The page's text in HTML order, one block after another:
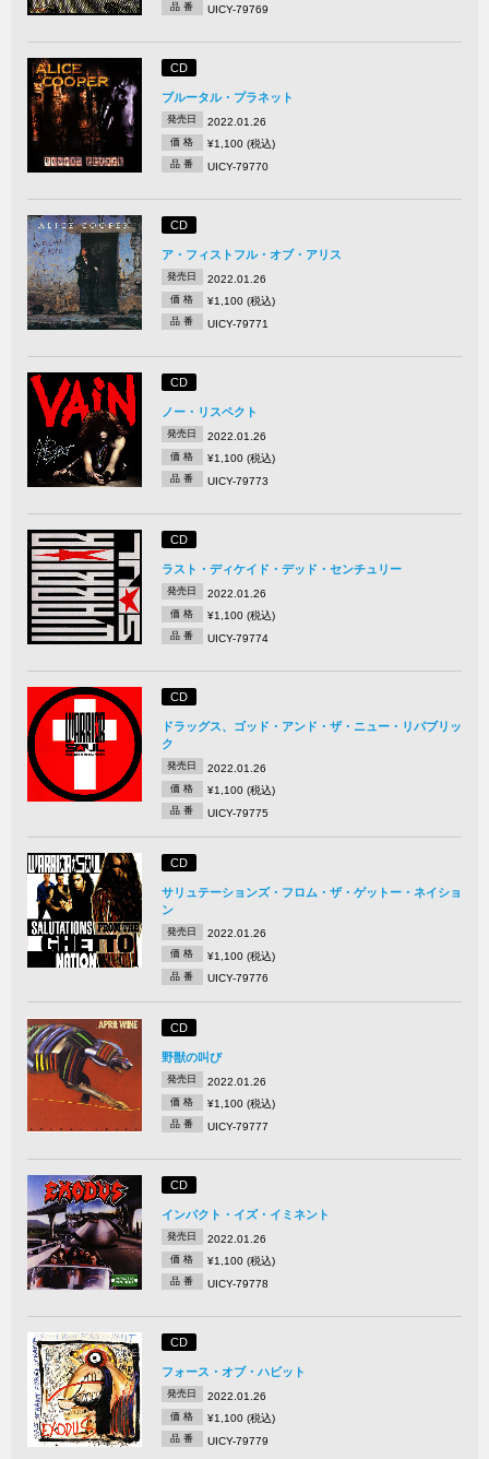
品 番 UICY-79769
CD
ブルータル・プラネット
発売日 2022.01.26
価 格 ¥1,100 (税込)
品 番 UICY-79770
CD
ア・フィストフル・オブ・アリス
発売日 2022.01.26
価 格 ¥1,100 (税込)
品 番 UICY-79771
CD
ノー・リスペクト
発売日 2022.01.26
価 格 ¥1,100 (税込)
品 番 UICY-79773
CD
ラスト・ディケイド・デッド・センチュリー
発売日 2022.01.26
価 格 ¥1,100 (税込)
品 番 UICY-79774
CD
ドラッグス、ゴッド・アンド・ザ・ニュー・リパブリッ
ク
発売日 2022.01.26
価 格 ¥1,100 (税込)
品 番 UICY-79775
CD
サリュテーションズ・フロム・ザ・ゲットー・ネイショ
ン
発売日 2022.01.26
価 格 ¥1,100 (税込)
品 番 UICY-79776
CD
野獣の叫び
発売日 2022.01.26
価 格 ¥1,100 (税込)
品 番 UICY-79777
CD
インパクト・イズ・イミネント
発売日 2022.01.26
価 格 ¥1,100 (税込)
品 番 UICY-79778
CD
フォース・オブ・ハビット
発売日 2022.01.26
価 格 ¥1,100 (税込)
品 番 UICY-79779